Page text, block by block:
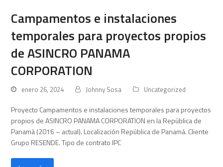
Campamentos e instalaciones
temporales para proyectos propios
de ASINCRO PANAMA
CORPORATION
enero 26, 2024 Johnny Sosa Uncategorized
Proyecto Campamentos e instalaciones temporales para proyectos
propios de ASINCRO PANAMA CORPORATION en la República de
Panamà (2016 – actual). Localización República de Panamá. Cliente
Grupo RESENDE. Tipo de contrato IPC